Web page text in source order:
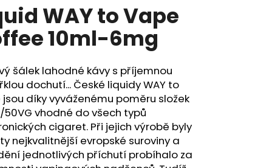
WAY to Vape
10ml-6mg
šálek lahodné kávy s příjemnou
dochutí... České liquidy WAY to
díky vyváženému poměru složek
50VG vhodné do všech typů
cigaret. Při jejich výrobě byly
nejkvalitnější evropské suroviny a
jednotlivých příchutí probíhalo za
Následující